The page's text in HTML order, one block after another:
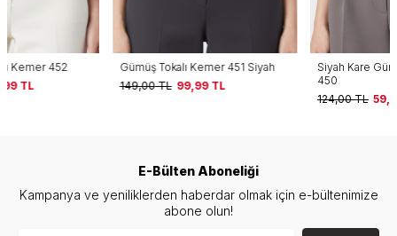
Gümüş Tokalı Kemer 451 Siyah
149,00
TL
Siyah Kare Gümüş Tokalı Kemer
450
E-Bülten Aboneliği
Kampanya ve yeniliklerden haberdar olmak için e-bültenimize
abone olun!